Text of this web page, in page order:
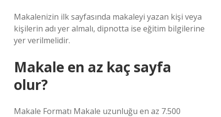
Makalenizin ilk sayfasında makaleyi yazan kişi veya
kişilerin adı yer almalı, dipnotta ise eğitim bilgilerine
yer verilmelidir.
Makale en az kaç sayfa
olur?
Makale Formatı Makale uzunluğu en az 7.500